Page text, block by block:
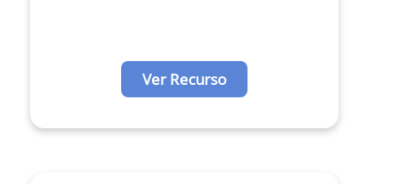
Ver Recurso